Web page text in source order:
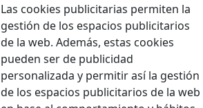
Las cookies publicitarias permiten la
gestión de los espacios publicitarios
de la web. Además, estas cookies
pueden ser de publicidad
personalizada y permitir así la gestión
de los espacios publicitarios de la web